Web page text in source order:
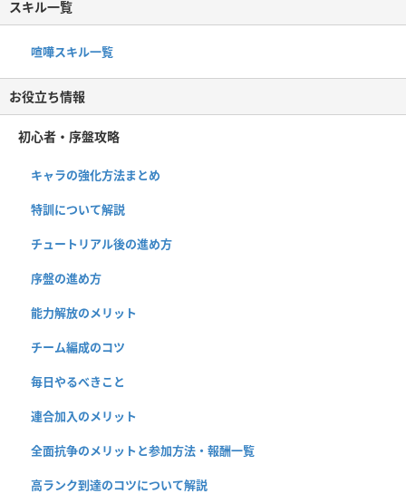
スキル一覧
喧嘩スキル一覧
お役立ち情報
初心者・序盤攻略
キャラの強化方法まとめ
特訓について解説
チュートリアル後の進め方
序盤の進め方
能力解放のメリット
チーム編成のコツ
毎日やるべきこと
連合加入のメリット
全面抗争のメリットと参加方法・報酬一覧
高ランク到達のコツについて解説